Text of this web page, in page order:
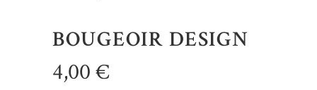
BOUGEOIR DESIGN
4,00€